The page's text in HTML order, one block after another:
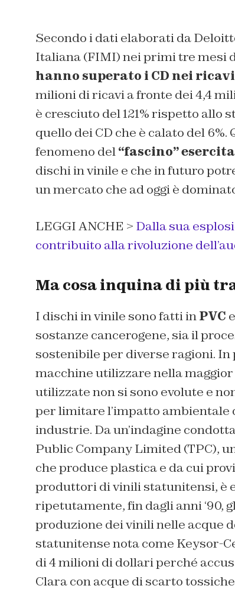
Secondo i dati elaborati da
Italiana (FIMI) nei primi tre mesi
hanno superato i CD nei ricavi
milioni di ricavi a fronte dei 4,4
è cresciuto del 121% rispetto allo
quello dei CD che è calato del
fenomeno del“fascino”
dischi in vinile e che in futuro
un mercato che ad oggi è
LEGGI ANCHE > Dalla sua
contribuito alla rivoluzione
Ma cosa inquina di più
I dischi in vinile sono fatti inPVC
sostanze cancerogene, sia il
sostenibile per diverse ragioni.
macchine utilizzare nella
utilizzate non si sono evolute e
per limitare l’impatto ambientale
industrie. Da un’indagine
Public Company Limited(TPC),
che produce plastica e da cui
produttori di vinili statunitensi, è
ripetutamente, fin dagli anni
produzione dei vinili nelle acque
statunitense nota come Keysor-
di 4 milioni di dollari perché
Clara con acque di scarto